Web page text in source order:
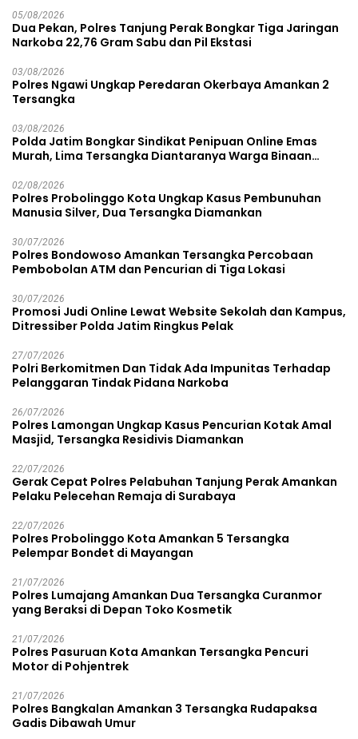
05/08/2026
Dua Pekan, Polres Tanjung Perak Bongkar Tiga Jaringan
Narkoba 22,76 Gram Sabu dan Pil Ekstasi
03/08/2026
Polres Ngawi Ungkap Peredaran Okerbaya Amankan 2
Tersangka
03/08/2026
Polda Jatim Bongkar Sindikat Penipuan Online Emas
Murah, Lima Tersangka Diantaranya Warga Binaan
02/08/2026
Polres Probolinggo Kota Ungkap Kasus Pembunuhan
Manusia Silver, Dua Tersangka Diamankan
30/07/2026
Polres Bondowoso Amankan Tersangka Percobaan
Pembobolan ATM dan Pencurian di Tiga Lokasi
30/07/2026
Promosi Judi Online Lewat Website Sekolah dan Kampus,
Ditressiber Polda Jatim Ringkus Pelak
27/07/2026
Polri Berkomitmen Dan Tidak Ada Impunitas Terhadap
Pelanggaran Tindak Pidana Narkoba
26/07/2026
Polres Lamongan Ungkap Kasus Pencurian Kotak Amal
Masjid, Tersangka Residivis Diamankan
22/07/2026
Gerak Cepat Polres Pelabuhan Tanjung Perak Amankan
Pelaku Pelecehan Remaja di Surabaya
22/07/2026
Polres Probolinggo Kota Amankan 5 Tersangka
Pelempar Bondet di Mayangan
21/07/2026
Polres Lumajang Amankan Dua Tersangka Curanmor
yang Beraksi di Depan Toko Kosmetik
21/07/2026
Polres Pasuruan Kota Amankan Tersangka Pencuri
Motor di Pohjentrek
21/07/2026
Polres Bangkalan Amankan 3 Tersangka Rudapaksa
Gadis Dibawah Umur